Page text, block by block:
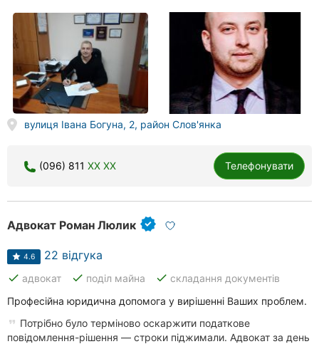
вулиця Івана Богуна, 2, район Слов'янка
(096) 811 XX XX Телефонувати
Адвокат Роман Люлик
4.6 22 відгука
done адвокат done поділ майна done складання документів
Професійна юридична допомога у вирішенні Ваших проблем.
Потрібно було терміново оскаржити податкове
повідомлення-рішення — строки піджимали. Адвокат за день